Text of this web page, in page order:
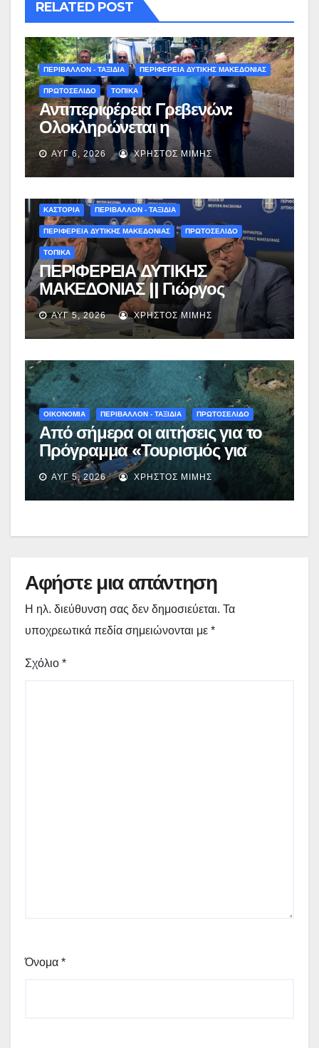
RELATED POST
ΠΕΡΙΒΑΛΛΟΝ - ΤΑΞΙΔΙΑ ΠΕΡΙΦΕΡΕΙΑ ΔΥΤΙΚΗΣ ΜΑΚΕΔΟΝΙΑΣ
ΠΡΩΤΟΣΕΛΙΔΟ ΤΟΠΙΚΑ
Αντιπεριφέρεια Γρεβενών:
Ολοκληρώνεται η
ασφαλτόστρωση της οδού
Περιβόλι – Αβδέλλα
ΑΥΓ 6, 2026 ΧΡΉΣΤΟΣ ΜΊΜΗΣ
ΚΑΣΤΟΡΙΑ ΠΕΡΙΒΑΛΛΟΝ - ΤΑΞΙΔΙΑ
ΠΕΡΙΦΕΡΕΙΑ ΔΥΤΙΚΗΣ ΜΑΚΕΔΟΝΙΑΣ ΠΡΩΤΟΣΕΛΙΔΟ
ΤΟΠΙΚΑ
ΠΕΡΙΦΕΡΕΙΑ ΔΥΤΙΚΗΣ
ΜΑΚΕΔΟΝΙΑΣ || Γιώργος
Αμανατίδης για Φράγμα
Νεστορίου: «Η δέσμευσή μας
γίνεται πράξη με εξασφαλισμένη
χρηματοδότηση»
ΑΥΓ 5, 2026 ΧΡΉΣΤΟΣ ΜΊΜΗΣ
ΟΙΚΟΝΟΜΙΑ ΠΕΡΙΒΑΛΛΟΝ - ΤΑΞΙΔΙΑ ΠΡΩΤΟΣΕΛΙΔΟ
Από σήμερα οι αιτήσεις για το
Πρόγραμμα «Τουρισμός για
Όλους 2026-2027» – Πότε λήγει
η προσθεσμία
ΑΥΓ 5, 2026 ΧΡΉΣΤΟΣ ΜΊΜΗΣ
Αφήστε μια απάντηση
Η ηλ. διεύθυνση σας δεν δημοσιεύεται. Τα
υποχρεωτικά πεδία σημειώνονται με *
Σχόλιο *
Όνομα *